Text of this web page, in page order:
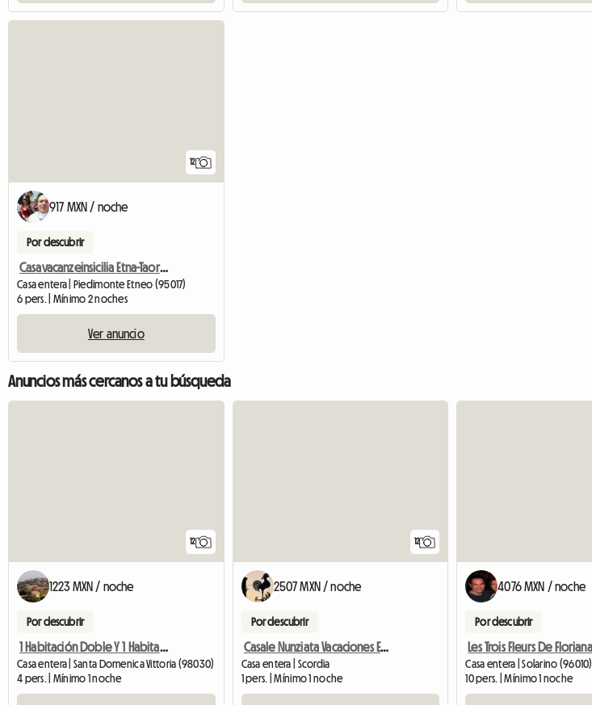
12
917 MXN / noche
Por descubrir
Casavacanzeinsicilia Etna-Taormina
Casa entera | Piedimonte Etneo (95017)
6 pers. | Mínimo 2 noches
Ver anuncio
Anuncios más cercanos a tu búsqueda
12
1223 MXN / noche
Por descubrir
1 Habitación Doble Y 1 Habitación Doble (con Baño Adjunto) En Affi
Casa entera | Santa Domenica Vittoria (98030)
4 pers. | Mínimo 1 noche
12
2507 MXN / noche
Por descubrir
Casale Nunziata Vacaciones En Granja Orgánica
Casa entera | Scordia
1 pers. | Mínimo 1 noche
4076 MXN / noche
Por descubrir
Casa entera | Solarino (96010)
10 pers. | Mínimo 1 noche